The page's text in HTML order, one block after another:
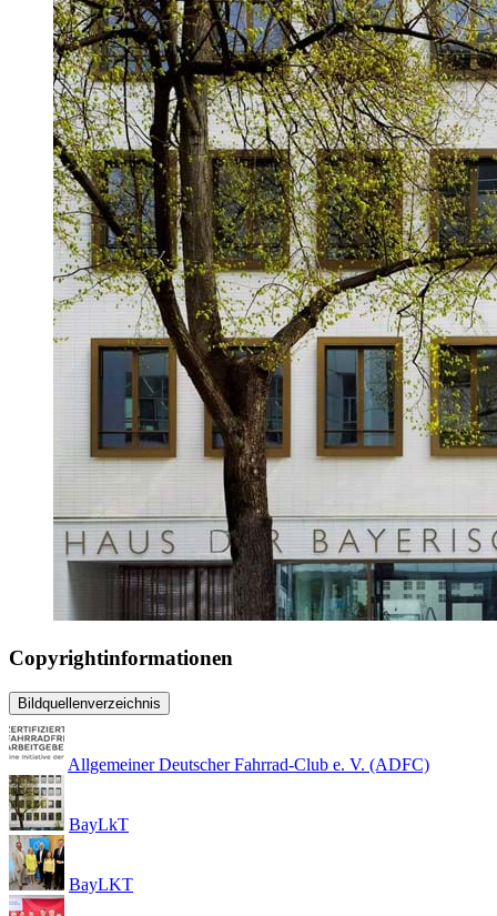
Copyrightinformationen
Bildquellenverzeichnis
Allgemeiner Deutscher Fahrrad-Club e. V. (ADFC)
BayLkT
BayLKT